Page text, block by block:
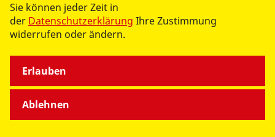
Sie können jeder Zeit in
der Datenschutzerklärung Ihre Zustimmung
widerrufen oder ändern.
Ablehnen
Erlauben